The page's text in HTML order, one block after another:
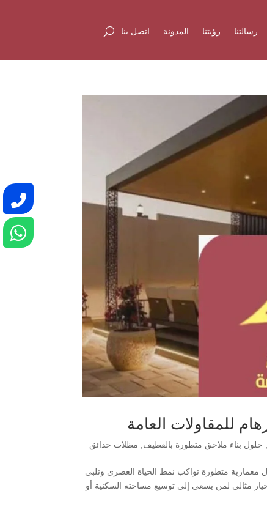
رسالتنا رؤيتنا المدونة اتصل بنا
للمقاولات العامة
, حلول بناء ملاحق متطورة بالقطيف, مظلات حدائق
معمارية متطورة تواكب نمط الحياة العصري وتلبي
مثالي لمن يسعى إلى توسيع مساحته السكنية أو